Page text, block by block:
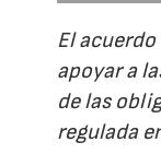
El
apoyar a
de las
regulada